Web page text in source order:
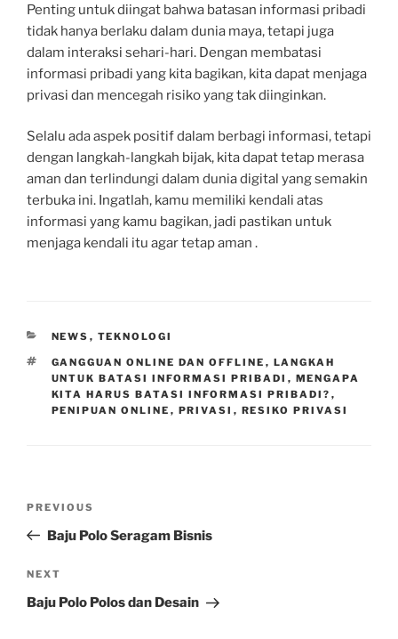
Penting untuk diingat bahwa batasan informasi pribadi
tidak hanya berlaku dalam dunia maya, tetapi juga
dalam interaksi sehari-hari. Dengan membatasi
informasi pribadi yang kita bagikan, kita dapat menjaga
privasi dan mencegah risiko yang tak diinginkan.
Selalu ada aspek positif dalam berbagi informasi, tetapi
dengan langkah-langkah bijak, kita dapat tetap merasa
aman dan terlindungi dalam dunia digital yang semakin
terbuka ini. Ingatlah, kamu memiliki kendali atas
informasi yang kamu bagikan, jadi pastikan untuk
menjaga kendali itu agar tetap aman .
CATEGORIES
NEWS , TEKNOLOGI
TAGS
GANGGUAN ONLINE DAN OFFLINE , LANGKAH
UNTUK BATASI INFORMASI PRIBADI , MENGAPA
KITA HARUS BATASI INFORMASI PRIBADI? ,
PENIPUAN ONLINE , PRIVASI , RESIKO PRIVASI
Previous
Post
PREVIOUS
Baju Polo Seragam Bisnis
Next
Post
NEXT
Baju Polo Polos dan Desain